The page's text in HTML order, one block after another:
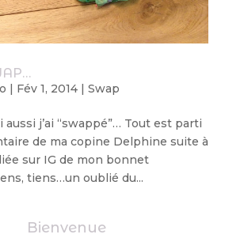
| Fév 1, 2014| Swap
aussi j’ai “swappé”… Tout est parti
de ma copine Delphine suite à
sur IG de mon bonnet
tiens…un oublié du...
Bienvenue